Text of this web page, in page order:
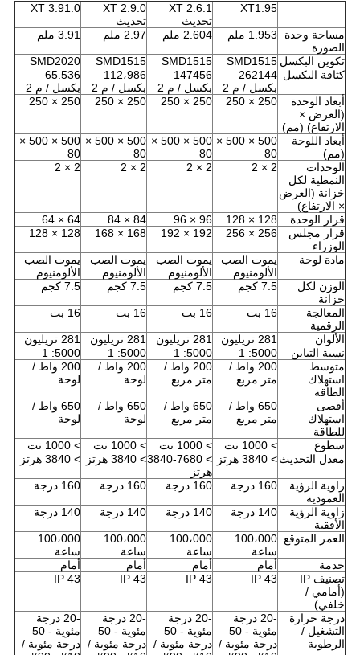
XT1.95
XT 2.6.1
تحديث
XT 2.9.0
تحديث
XT 3.91.0
مساحة وحدة
الصورة
1.953 ملم 2.604 ملم 2.97 ملم 3.91 ملم
تكوين البكسل SMD1515
SMD1515
SMD1515
SMD2020
كثافة البكسل 262144
بكسل / م 2
147456
بكسل / م 2
112،986
بكسل / م 2
65.536
بكسل / م 2
أبعاد الوحدة
(العرض ×
الارتفاع) (مم)
250 × 250
250 × 250
250 × 250
250 × 250
أبعاد اللوحة
(مم)
500 × 500 ×
80
500 × 500 ×
80
500 × 500 ×
80
500 × 500 ×
80
الوحدات
النمطية لكل
خزانة (العرض
× الارتفاع)
2 × 2
2 × 2
2 × 2
2 × 2
قرار الوحدة 128 × 128
96 × 96
84 × 84
64 × 64
قرار مجلس
الوزراء
256 × 256
192 × 192
168 × 168
128 × 128
مادة لوحة
يموت الصب
الألومنيوم
يموت الصب
الألومنيوم
يموت الصب
الألومنيوم
يموت الصب
الألومنيوم
الوزن لكل
خزانة
7.5 كجم 7.5 كجم 7.5 كجم 7.5 كجم
المعالجة
الرقمية
16 بت 16 بت 16 بت 16 بت
الألوان 281 تريليون 281 تريليون 281 تريليون
281 تريليون
نسبة التباين
5000: 1
5000: 1
5000: 1
5000: 1
متوسط ​​
استهلاك
الطاقة
200 واط /
متر مربع
200 واط /
متر مربع
200 واط /
لوحة
200 واط /
لوحة
أقصى
استهلاك
للطاقة
650 واط /
متر مربع
650 واط /
متر مربع
650 واط /
لوحة
650 واط /
لوحة
سطوع > 1000 نت > 1000 نت > 1000 نت
> 1000 نت
معدل التحديث> 3840 هرتز
> 3840-7680
هرتز
> 3840 هرتز > 3840 هرتز
زاوية الرؤية
العمودية
160 درجة 160 درجة 160 درجة 160 درجة
زاوية الرؤية
الأفقية
140 درجة 140 درجة 140 درجة 140 درجة
العمر المتوقع 100،000
ساعة
100،000
ساعة
100،000
ساعة
100،000
ساعة
خدمة
أمام أمام أمام
أمام
تصنيف IP
(أمامي /
خلفي)
IP 43
IP 43
IP 43
IP 43
درجة حرارة
التشغيل /
الرطوبة
-20 درجة
مئوية - 50
درجة مئوية /
-20 درجة
مئوية - 50
درجة مئوية /
-20 درجة
مئوية - 50
درجة مئوية /
-20 درجة
مئوية - 50
درجة مئوية /